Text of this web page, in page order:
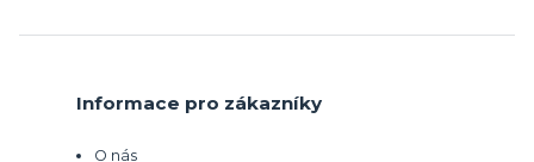
Informace pro zákazníky
O nás